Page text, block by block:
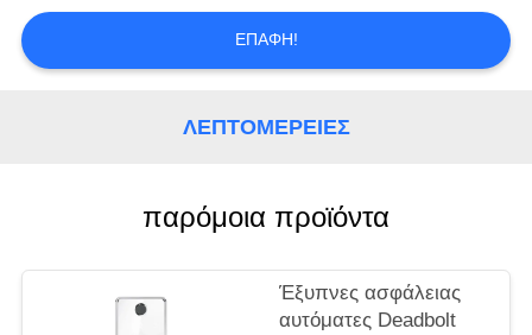
NEWS
ΜΥΣΤΙΚΌΤΗΤΑΣ
ΕΠΑΦΉ!
ΛΕΠΤΟΜΈΡΕΙΕΣ
παρόμοια προϊόντα
Έξυπνες ασφάλειας
αυτόματες Deadbolt